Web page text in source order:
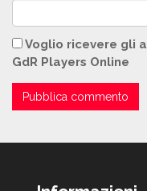
Voglio ricevere gli
GdR Players Online